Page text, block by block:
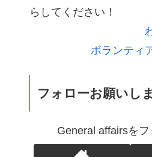
らしてください！
ボランティ
フォローお願いし
General affairsを